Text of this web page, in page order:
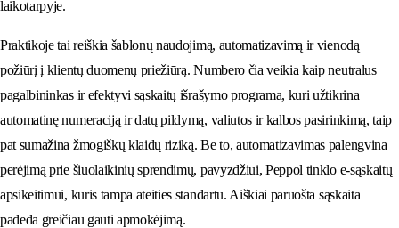
laikotarpyje.
Praktikoje tai reiškia šablonų naudojimą, automatizavimą ir vienodą
požiūrį į klientų duomenų priežiūrą. Numbero čia veikia kaip neutralus
pagalbininkas ir efektyvi sąskaitų išrašymo programa, kuri užtikrina
automatinę numeraciją ir datų pildymą, valiutos ir kalbos pasirinkimą, taip
pat sumažina žmogiškų klaidų riziką. Be to, automatizavimas palengvina
perėjimą prie šiuolaikinių sprendimų, pavyzdžiui, Peppol tinklo e-sąskaitų
apsikeitimui, kuris tampa ateities standartu. Aiškiai paruošta sąskaita
padeda greičiau gauti apmokėjimą.